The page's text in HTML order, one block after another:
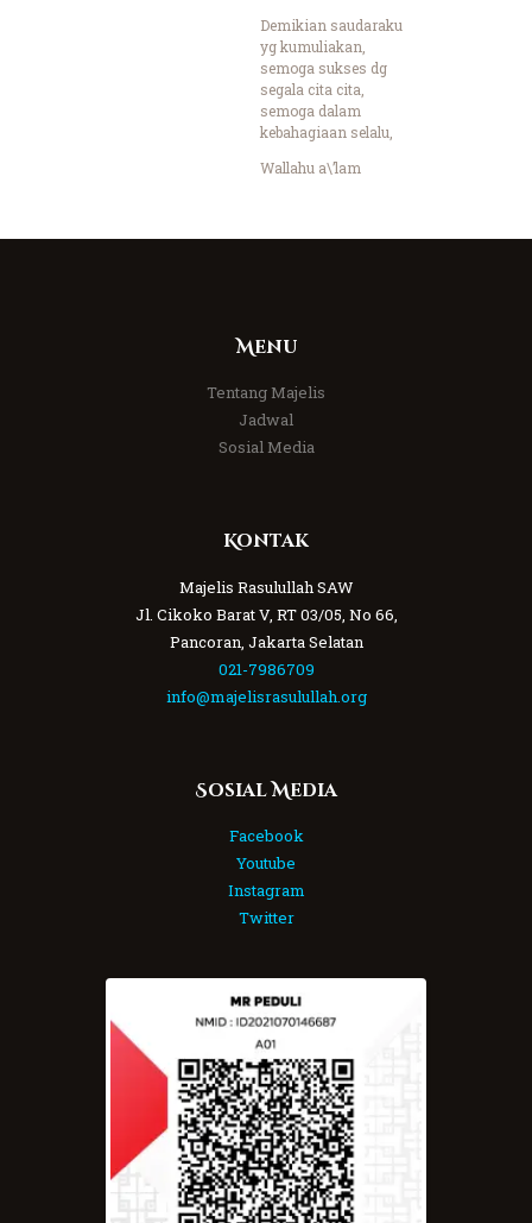
Demikian saudaraku
yg kumuliakan,
semoga sukses dg
segala cita cita,
semoga dalam
kebahagiaan selalu,
Wallahu a\’lam
Menu
Tentang Majelis
Jadwal
Sosial Media
Kontak
Majelis Rasulullah SAW
Jl. Cikoko Barat V, RT 03/05, No 66,
Pancoran, Jakarta Selatan
021-7986709
info@majelisrasulullah.org
Sosial Media
Facebook
Youtube
Instagram
Twitter